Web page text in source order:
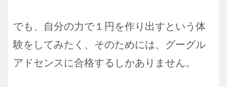
でも、自分の力で１円を作り出すという体
験をしてみたく、そのためには、グーグル
アドセンスに合格するしかありません。